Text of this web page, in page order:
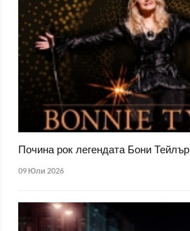
Почина рок легендата Бони Тейлър
09 Юли 2026